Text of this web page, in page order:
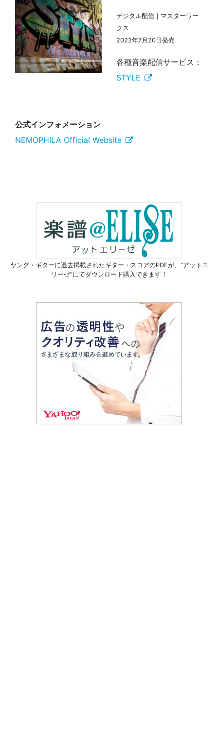
デジタル配信｜マスターワー
クス
2022年7月20日発売
各種音楽配信サービス：
STYLE
公式インフォメーション
NEMOPHILA Official Website
ヤング・ギターに過去掲載されたギター・スコアのPDFが、 “アットエ
リーゼ”にてダウンロード購入できます！